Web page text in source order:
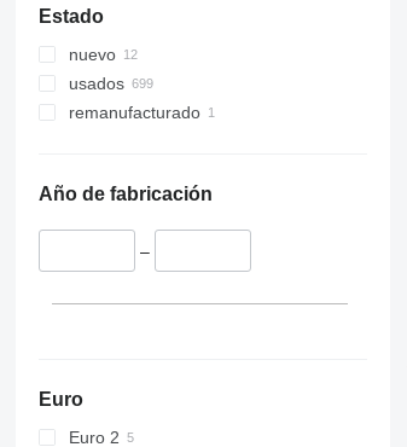
Estado
nuevo
usados
remanufacturado
Año de fabricación
–
Euro
Euro 2